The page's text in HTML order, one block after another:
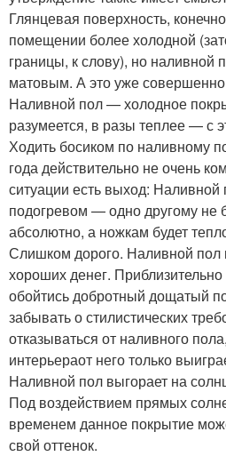
Глянцевая поверхность,
помещении более холодной
границы, к слову), но наливной
матовым. А это уже совершенно
Наливной пол — холодное
разумеется, в разы теплее — с
Ходить босиком по наливному
года действительно не очень
ситуации есть выход:
подогревом — одно другому не
абсолютно, а ножкам будет
Слишком дорого. Наливной пол
хороших денег.
обойтись добротный дощатый
забывать о стилистических
отказываться от наливного
интерьераот него только
Наливной пол выгорает на
Под воздействием прямых
временем данное покрытие
свой оттенок.